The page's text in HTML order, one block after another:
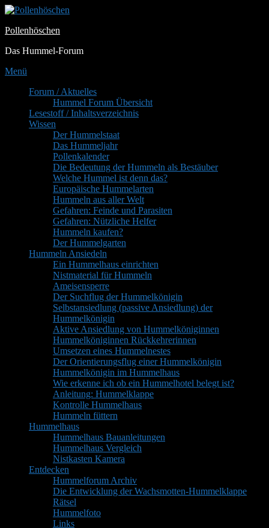
Zum
springen
Pollenhöschen
Das Hummel-Forum
Menü
PrimäresForum / Aktuelles
Hummel Forum Übersicht
Lesestoff / Inhaltsverzeichnis
Wissen
Der Hummelstaat
Das Hummeljahr
Pollenkalender
Die Bedeutung der Hummeln als Bestäuber
Welche Hummel ist denn das?
Europäische Hummelarten
Hummeln aus aller Welt
Gefahren: Feinde und Parasiten
Gefahren: Nützliche Helfer
Hummeln kaufen?
Der Hummelgarten
Hummeln Ansiedeln
Ein Hummelhaus einrichten
Nistmaterial für Hummeln
Ameisensperre
Der Suchflug der Hummelkönigin
Selbstansiedlung (passive Ansiedlung) der
Hummelkönigin
Aktive Ansiedlung von Hummelköniginnen
Hummelköniginnen Rückkehrerinnen
Umsetzen eines Hummelnestes
Der Orientierungsflug einer Hummelkönigin
Hummelkönigin im Hummelhaus
Wie erkenne ich ob ein Hummelhotel belegt ist?
Anleitung: Hummelklappe
Kontrolle Hummelhaus
Hummeln füttern
Hummelhaus
Hummelhaus Bauanleitungen
Hummelhaus Vergleich
Nistkasten Kamera
Entdecken
Hummelforum Archiv
Die Entwicklung der Wachsmotten-Hummelklappe
Rätsel
Hummelfoto
Links